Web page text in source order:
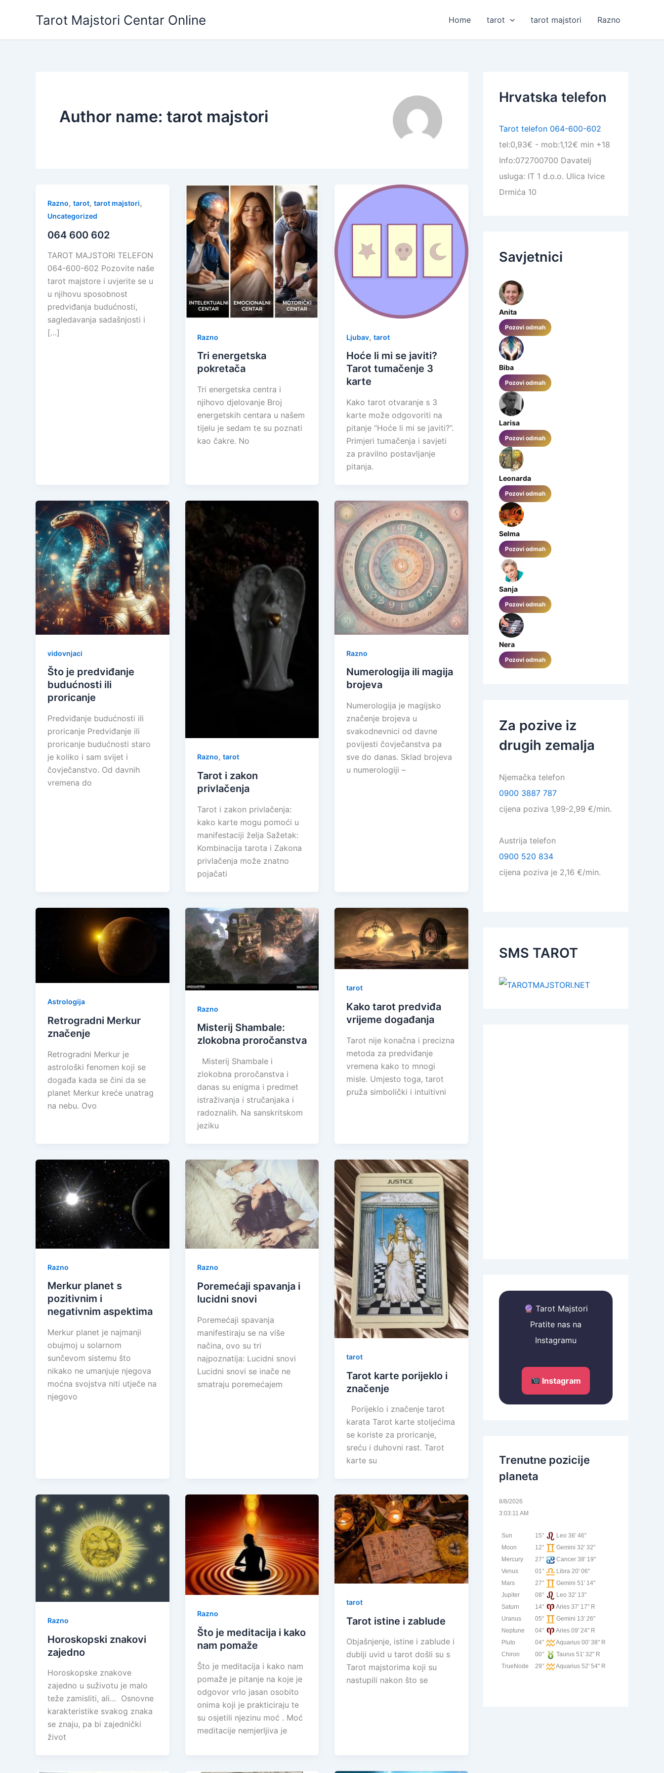
Tarot Majstori Centar Online Home tarot tarot majstori Razno
Author name: tarot majstori
Razno, tarot, tarot majstori,
Uncategorized
064 600 602
TAROT MAJSTORI TELEFON
064-600-602 Pozovite naše
tarot majstore i uvjerite se u
u njihovu sposobnost
predviđanja budućnosti,
sagledavanja sadašnjosti i
[…]
Razno
Tri energetska
pokretača
Tri energetska centra i
njihovo djelovanje Broj
energetskih centara u našem
tijelu je sedam te su poznati
kao čakre. No
Ljubav,tarot
Hoće li mi se javiti?
Tarot tumačenje 3
karte
Kako tarot otvaranje s 3
karte može odgovoriti na
pitanje “Hoće li mi se javiti?”.
Primjeri tumačenja i savjeti
za pravilno postavljanje
pitanja.
vidovnjaci
Što je predviđanje
budućnosti ili
proricanje
Predviđanje budućnosti ili
proricanje Predviđanje ili
proricanje budućnosti staro
je koliko i sam svijet i
čovječanstvo. Od davnih
vremena do
Razno, tarot
Tarot i zakon
privlačenja
Tarot i zakon privlačenja:
kako karte mogu pomoći u
manifestaciji želja Sažetak:
Kombinacija tarota i Zakona
privlačenja može znatno
pojačati
Razno
Numerologija ili magija
brojeva
Numerologija je magijsko
značenje brojeva u
svakodnevnici od davne
povijesti čovječanstva pa
sve do danas. Sklad brojeva
u numerologiji –
Astrologija
Retrogradni Merkur
značenje
Retrogradni Merkur je
astrološki fenomen koji se
događa kada se čini da se
planet Merkur kreće unatrag
na nebu. Ovo
Razno
Misterij Shambale:
zlokobna proročanstva
Misterij Shambale i
zlokobna proročanstva i
danas su enigma i predmet
istraživanja i stručanjaka i
radoznalih. Na sanskritskom
jeziku
tarot
Kako tarot predviđa
vrijeme događanja
Tarot nije konačna i precizna
metoda za predviđanje
vremena kako to mnogi
misle. Umjesto toga, tarot
pruža simbolički i intuitivni
Razno
Merkur planet s
pozitivnim i
negativnim aspektima
Merkur planet je najmanji
obujmoj u solarnom
sunčevom sistemu što
nikako ne umanjuje njegova
moćna svojstva niti utječe na
njegovo
Razno
Poremećaji spavanja i
lucidni snovi
Poremećaji spavanja
manifestiraju se na više
načina, ovo su tri
najpoznatija: Lucidni snovi
Lucidni snovi se inače ne
smatraju poremećajem
tarot
Tarot karte porijeklo i
značenje
Porijeklo i značenje tarot
karata Tarot karte stoljećima
se koriste za proricanje,
sreću i duhovni rast. Tarot
karte su
Razno
Horoskopski znakovi
zajedno
Horoskopske znakove
zajedno u suživotu je malo
teže zamisliti, ali… Osnovne
karakteristike svakog znaka
se znaju, pa bi zajednički
život
Razno
Što je meditacija i kako
nam pomaže
Što je meditacija i kako nam
pomaže je pitanje na koje je
odgovor vrlo jasan osobito
onima koji je prakticiraju te
su osjetili njezinu moć . Moć
meditacije nemjerljiva je
tarot
Tarot istine i zablude
Objašnjenje, istine i zablude i
dublji uvid u tarot došli su s
Tarot majstorima koji su
nastupili nakon što se
Hrvatska telefon
Tarot telefon 064-600-602
tel:0,93€ - mob:1,12€ min +18
Info:072700700 Davatelj
usluga: IT 1 d.o.o. Ulica Ivice
Drmića 10
Savjetnici
Anita
Pozovi odmah
Biba
Pozovi odmah
Larisa
Pozovi odmah
Leonarda
Pozovi odmah
Selma
Pozovi odmah
Sanja
Pozovi odmah
Nera
Pozovi odmah
Za pozive iz
drugih zemalja
Njemačka telefon
0900 3887 787
cijena poziva 1,99-2,99 €/min.
Austrija telefon
0900 520 834
cijena poziva je 2,16 €/min.
SMS TAROT
Tarot Majstori
Pratite nas na
Instagramu
Instagram
Trenutne pozicije
planeta
8/8/2026
3:03:11 AM
Sun 15°
Leo 36' 46"
Moon
12°
Gemini 32' 32"
Mercury
27°
Cancer 38' 19"
Venus
01°
Libra 20' 06"
Mars
27°
Gemini 51' 14"
Jupiter
08°
Leo 32' 13"
Saturn
14°
Aries 37' 17" R
Uranus
05°
Gemini 13' 26"
Neptune
04°
Aries 09' 24" R
Pluto
04°
Aquarius 00' 38" R
Chiron
00°
Taurus 51' 32" R
TrueNode
29° Aquarius 52' 54" R